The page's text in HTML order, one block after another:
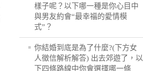
樣子呢？以下哪一種是你心目中
與男友約會“最幸福的愛情模
式”？
你結婚到底是為了什麼?(下方女
人徵信解析解答) 出去郊遊了，以
下四條路線中你會選擇哪一條